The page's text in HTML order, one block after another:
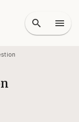
search menu